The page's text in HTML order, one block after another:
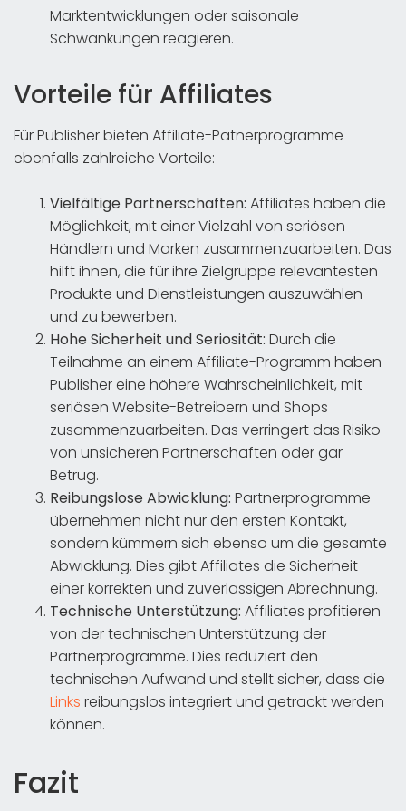
Marktentwicklungen oder saisonale
Schwankungen reagieren.
Vorteile für Affiliates
Für Publisher bieten Affiliate-Patnerprogramme
ebenfalls zahlreiche Vorteile:
Vielfältige Partnerschaften: Affiliates haben die
Möglichkeit, mit einer Vielzahl von seriösen
Händlern und Marken zusammenzuarbeiten. Das
hilft ihnen, die für ihre Zielgruppe relevantesten
Produkte und Dienstleistungen auszuwählen
und zu bewerben.
Hohe Sicherheit und Seriosität: Durch die
Teilnahme an einem Affiliate-Programm haben
Publisher eine höhere Wahrscheinlichkeit, mit
seriösen Website-Betreibern und Shops
zusammenzuarbeiten. Das verringert das Risiko
von unsicheren Partnerschaften oder gar
Betrug.
Reibungslose Abwicklung: Partnerprogramme
übernehmen nicht nur den ersten Kontakt,
sondern kümmern sich ebenso um die gesamte
Abwicklung. Dies gibt Affiliates die Sicherheit
einer korrekten und zuverlässigen Abrechnung.
Technische Unterstützung: Affiliates profitieren
von der technischen Unterstützung der
Partnerprogramme. Dies reduziert den
technischen Aufwand und stellt sicher, dass die
Links reibungslos integriert und getrackt werden
können.
Fazit